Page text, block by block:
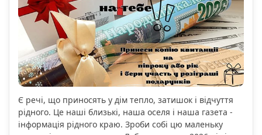
Є речі, що приносять у дім тепло, затишок і відчуття
рідного. Це наші близькі, наша оселя і наша газета -
інформація рідного краю. Зроби собі цю маленьку